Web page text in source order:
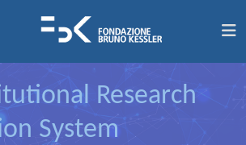
Research
System